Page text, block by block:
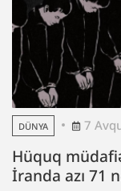
DÜNYA 7
Hüquq
İranda azı 71